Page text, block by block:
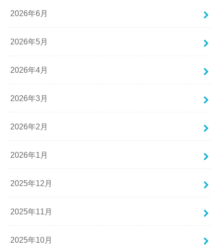
2026年6月
2026年5月
2026年4月
2026年3月
2026年2月
2026年1月
2025年12月
2025年11月
2025年10月